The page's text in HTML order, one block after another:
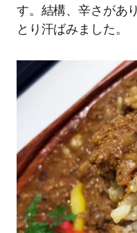
す。結構、辛さがあ
とり汗ばみました。